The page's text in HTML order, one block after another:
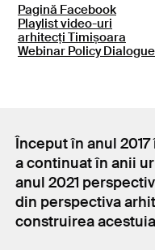
Pagină Facebook
Playlist video-uri
arhitecți Timișoara
Webinar Policy Dialogue
Început în anul
a continuat în anii
anul 2021
din perspectiva
construirea